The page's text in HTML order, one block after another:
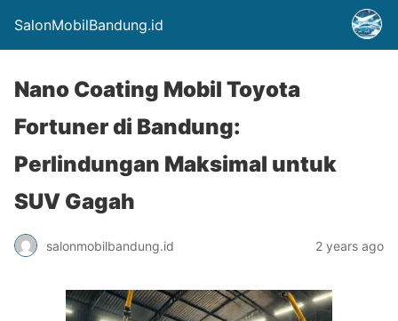
SalonMobilBandung.id
Nano Coating Mobil Toyota
Fortuner di Bandung:
Perlindungan Maksimal untuk
SUV Gagah
salonmobilbandung.id 2 years ago